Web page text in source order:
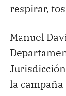
respirar,
Manuel
la